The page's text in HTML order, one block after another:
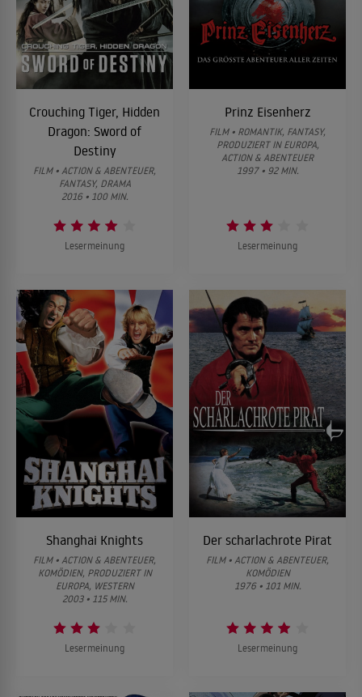
Crouching Tiger, Hidden
Dragon: Sword of
Destiny
FILM • ACTION & ABENTEUER,
FANTASY, DRAMA
2016 • 100 MIN.
Lesermeinung
Prinz Eisenherz
FILM • ROMANTIK, FANTASY,
PRODUZIERT IN EUROPA,
ACTION & ABENTEUER
1997 • 92 MIN.
Lesermeinung
Shanghai Knights
FILM • ACTION & ABENTEUER,
KOMÖDIEN, PRODUZIERT IN
EUROPA, WESTERN
2003 • 115 MIN.
Lesermeinung
Der scharlachrote Pirat
FILM • ACTION & ABENTEUER,
KOMÖDIEN
1976 • 101 MIN.
Lesermeinung